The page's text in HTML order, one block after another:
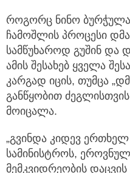
როგორც ნინო
ჩამოშლის პროცესი
სამწუხაროდ გუშინ და
ამის შესახებ ყველა
კარგად იცის, თუმცა
განწყობით
მოიცალა.
„გვინდა კიდევ
სამინისტროს,
მემკვიდრეობის